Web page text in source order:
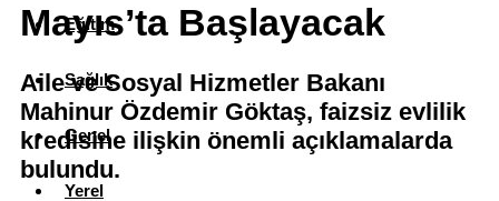
Eğitim
Sağlık
Genel
Yerel
Mayıs’ta Başlayacak
Aile ve Sosyal Hizmetler Bakanı
Mahinur Özdemir Göktaş, faizsiz evlilik
kredisine ilişkin önemli açıklamalarda
bulundu.